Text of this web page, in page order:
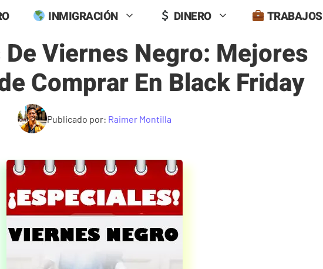
INMIGRACIÓN DINERO TRABAJOS
Viernes Negro: Mejores
Comprar En Black Friday
Publicado por: Raimer Montilla